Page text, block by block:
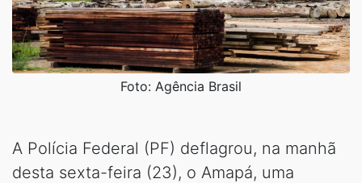
Foto: Agência Brasil
A Polícia Federal (PF) deflagrou, na manhã
desta sexta-feira (23), o Amapá, uma